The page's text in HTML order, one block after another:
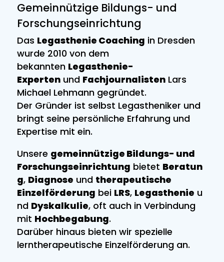
Gemeinnützige Bildungs- und
Forschungseinrichtung
Das Legasthenie Coaching in Dresden
wurde 2010 von dem
bekannten Legasthenie-
Experten und Fachjournalisten Lars
Michael Lehmann gegründet.
Der Gründer ist selbst Legastheniker und
bringt seine persönliche Erfahrung und
Expertise mit ein.
Unsere gemeinnützige Bildungs- und
Forschungseinrichtung bietet Beratun
g, Diagnose und therapeutische
Einzelförderung bei LRS, Legasthenie u
nd Dyskalkulie, oft auch in Verbindung
mit Hochbegabung.
Darüber hinaus bieten wir spezielle
lerntherapeutische Einzelförderung an.